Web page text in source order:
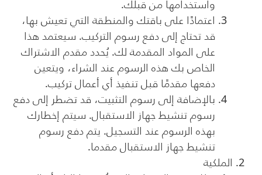
اعتمادًا على باقتك والمنطقة التي تعيش بها،
قد تحتاج إلى دفع رسوم التركيب. سيعتمد هذا
على المواد المقدمة لك. يُحدد مقدم الاشتراك
الخاص بك هذه الرسوم عند الشراء، ويتعين
دفعها مقدمًا قبل تنفيذ أي أعمال تركيب.
بالإضافة إلى رسوم التثبيت، قد تضطر إلى دفع
رسوم تنشيط جهاز الاستقبال. سيتم إخطارك
بهذه الرسوم عند التسجيل. يتم دفع رسوم
تنشيط جهاز الاستقبال مقدما.
الملكية